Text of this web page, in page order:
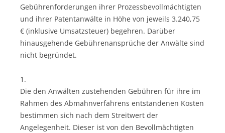
Gebührenforderungen ihrer Prozessbevollmächtigten
und ihrer Patentanwälte in Höhe von jeweils 3.240,75
€ (inklusive Umsatzsteuer) begehren. Darüber
hinausgehende Gebührenansprüche der Anwälte sind
nicht begründet.
1.
Die den Anwälten zustehenden Gebühren für ihre im
Rahmen des Abmahnverfahrens entstandenen Kosten
bestimmen sich nach dem Streitwert der
Angelegenheit. Dieser ist von den Bevollmächtigten